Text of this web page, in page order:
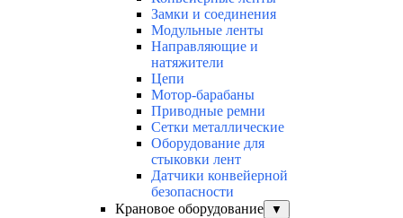
Замки и соединения
Модульные ленты
Направляющие и
натяжители
Цепи
Мотор-барабаны
Приводные ремни
Сетки металлические
Оборудование для
стыковки лент
Датчики конвейерной
безопасности
Крановое оборудование
▼